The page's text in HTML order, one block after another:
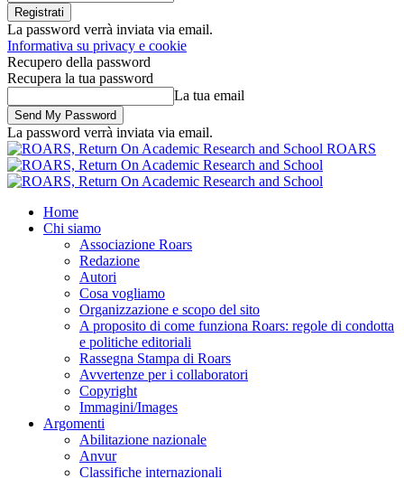
La password verrà inviata via email.
Informativa su privacy e cookie
Recupero della password
Recupera la tua password
La tua email
La password verrà inviata via email.
ROARS
Home
Chi siamo
Associazione Roars
Redazione
Autori
Cosa vogliamo
Organizzazione e scopo del sito
A proposito di come funziona Roars: regole di condotta
e politiche editoriali
Rassegna Stampa di Roars
Avvertenze per i collaboratori
Copyright
Immagini/Images
Argomenti
Abilitazione nazionale
Anvur
Classifiche internazionali